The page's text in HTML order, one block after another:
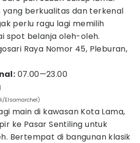
yang berkualitas dan terkenal
perlu ragu lagi memilih
spot belanja oleh-oleh.
Raya Nomor 45, Pleburan,
07.00—23.00
Elsamarchel)
main di kawasan Kota Lama,
ke Pasar Sentiling untuk
Bertempat di bangunan klasik